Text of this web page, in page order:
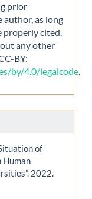
prior
as long
properly cited.
any other
BY:
by/4.0/legalcode.
of
Human
2022.